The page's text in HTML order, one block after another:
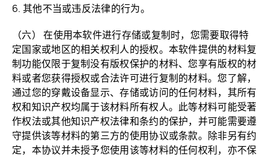
6. 其他不当或违反法律的行为。
（六） 在使用本软件进行存储或复制时，您需要取得特
定国家或地区的相关权利人的授权。本软件提供的材料复
制功能仅限于复制没有版权保护的材料、您享有版权的材
料或者您获得授权或合法许可进行复制的材料。您了解，
通过您的穿戴设备显示、存储或访问的任何材料，其所有
权和知识产权均属于该材料所有权人。此等材料可能受著
作权法或其他知识产权法律和条约的保护，并可能需要遵
守提供该等材料的第三方的使用协议或条款。除非另有约
定，本协议并未授予您使用该等材料的任何权利，亦不保